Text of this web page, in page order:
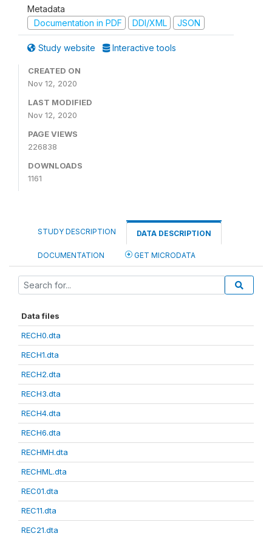
Metadata
Documentation in PDF
DDI/XML JSON
Study website Interactive tools
CREATED ON
Nov 12, 2020
LAST MODIFIED
Nov 12, 2020
PAGE VIEWS
226838
DOWNLOADS
1161
STUDY DESCRIPTION DATA DESCRIPTION
DOCUMENTATION GET MICRODATA
Data files
RECH0.dta
RECH1.dta
RECH2.dta
RECH3.dta
RECH4.dta
RECH6.dta
RECHMH.dta
RECHML.dta
REC01.dta
REC11.dta
REC21.dta